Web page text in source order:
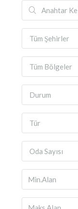
Tüm Şehirler
Tüm Bölgeler
Durum
Tür
Oda Sayısı